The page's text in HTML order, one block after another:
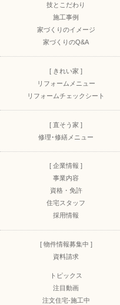
技とこだわり
施工事例
家づくりのイメージ
家づくりのQ&A
[ きれい家 ]
リフォームメニュー
リフォームチェックシート
[ 直そう家 ]
修理･修繕メニュー
[ 企業情報 ]
事業内容
資格・免許
住宅スタッフ
採用情報
[ 物件情報募集中 ]
資料請求
トピックス
注目動画
注文住宅-施工中